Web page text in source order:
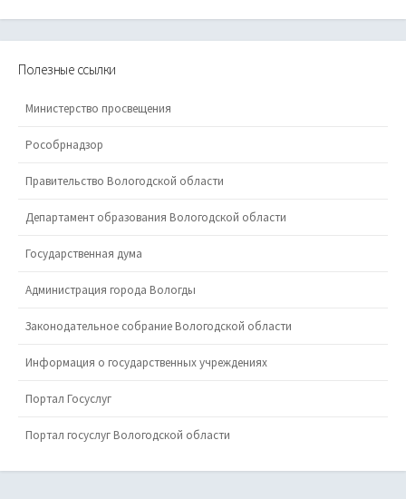
Полезные ссылки
Министерство просвещения
Рособрнадзор
Правительство Вологодской области
Департамент образования Вологодской области
Государственная дума
Администрация города Вологды
Законодательное собрание Вологодской области
Информация о государственных учреждениях
Портал Госуслуг
Портал госуслуг Вологодской области